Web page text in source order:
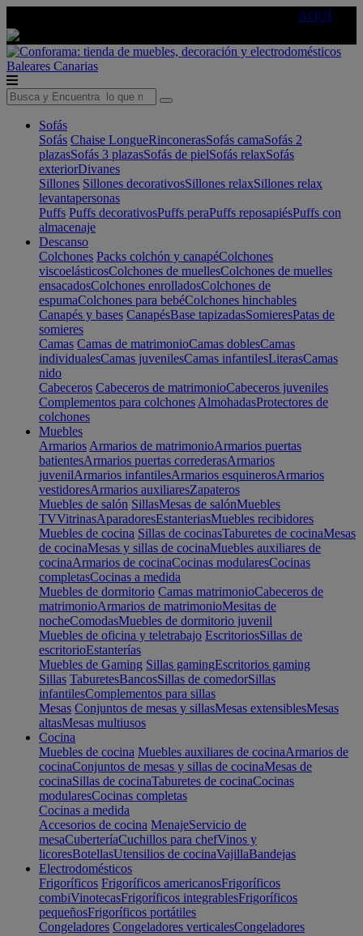
AQUÍ
Baleares Canarias
Sofás
Sofás Chaise LongueRinconerasSofás camaSofás 2
plazasSofás 3 plazasSofás de pielSofás relaxSofás
exteriorDivanes
Sillones Sillones decorativosSillones relaxSillones relax
levantapersonas
Puffs Puffs decorativosPuffs peraPuffs reposapiésPuffs con
almacenaje
Descanso
Colchones Packs colchón y canapéColchones
viscoelásticosColchones de muellesColchones de muelles
ensacadosColchones enrolladosColchones de
espumaColchones para bebéColchones hinchables
Canapés y bases CanapésBase tapizadasSomieresPatas de
somieres
Camas Camas de matrimonioCamas doblesCamas
individualesCamas juvenilesCamas infantilesLiterasCamas
nido
Cabeceros Cabeceros de matrimonioCabeceros juveniles
Complementos para colchones AlmohadasProtectores de
colchones
Muebles
Armarios Armarios de matrimonioArmarios puertas
batientesArmarios puertas correderasArmarios
juvenilArmarios infantilesArmarios esquinerosArmarios
vestidoresArmarios auxiliaresZapateros
Muebles de salón SillasMesas de salónMuebles
TVVitrinasAparadoresEstanteriasMuebles recibidores
Muebles de cocina Sillas de cocinasTaburetes de cocinaMesas
de cocinaMesas y sillas de cocinaMuebles auxiliares de
cocinaArmarios de cocinaCocinas modularesCocinas
completasCocinas a medida
Muebles de dormitorio Camas matrimonioCabeceros de
matrimonioArmarios de matrimonioMesitas de
nocheComodasMuebles de dormitorio juvenil
Muebles de oficina y teletrabajo EscritoriosSillas de
escritorioEstanterías
Muebles de Gaming Sillas gamingEscritorios gaming
Sillas TaburetesBancosSillas de comedorSillas
infantilesComplementos para sillas
Mesas Conjuntos de mesas y sillasMesas extensiblesMesas
altasMesas multiusos
Cocina
Muebles de cocina Muebles auxiliares de cocinaArmarios de
cocinaConjuntos de mesas y sillas de cocinaMesas de
cocinaSillas de cocinaTaburetes de cocinaCocinas
modularesCocinas completas
Cocinas a medida
Accesorios de cocina MenajeServicio de
mesaCuberteríaCuchillos para chefVinos y
licoresBotellasUtensilios de cocinaVajillaBandejas
Electrodomésticos
Frigoríficos Frigoríficos americanosFrigoríficos
combiVinotecasFrigoríficos integrablesFrigoríficos
pequeñosFrigoríficos portátiles
Congeladores Congeladores verticalesCongeladores